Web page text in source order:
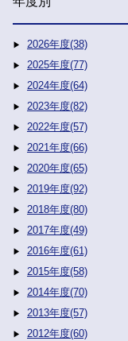
2026年度(38)
2025年度(77)
2024年度(64)
2023年度(82)
2022年度(57)
2021年度(66)
2020年度(65)
2019年度(92)
2018年度(80)
2017年度(49)
2016年度(61)
2015年度(58)
2014年度(70)
2013年度(57)
2012年度(60)